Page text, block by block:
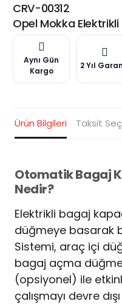
CRV-00312
Opel Mokka
Aynı Gün
Kargo
2 Yıl
Ürün Bilgileri Taksit
Otomatik Bagaj
Nedir?
Elektrikli bagaj
düğmeye basarak
Sistemi, araç içi
bagaj açma
(opsiyonel) ile
çalışmayı devre